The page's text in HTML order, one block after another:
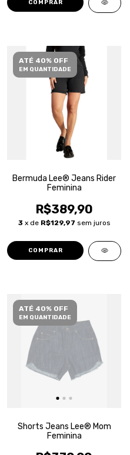
COMPRAR
ATÉ 40% OFF
EM QUANTIDADE
Bermuda Lee® Jeans Rider
Feminina
R$389,90
3 x de R$129,97 sem juros
COMPRAR
ATÉ 40% OFF
EM QUANTIDADE
Shorts Jeans Lee® Mom
Feminina